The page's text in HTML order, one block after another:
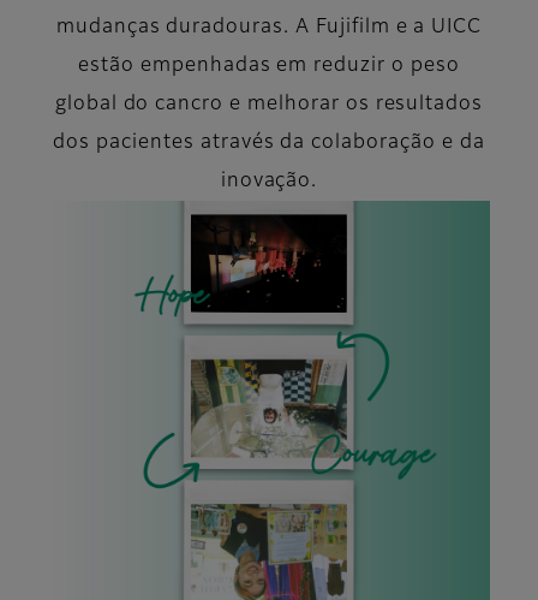
mudanças duradouras. A Fujifilm e a UICC
estão empenhadas em reduzir o peso
global do cancro e melhorar os resultados
dos pacientes através da colaboração e da
inovação.